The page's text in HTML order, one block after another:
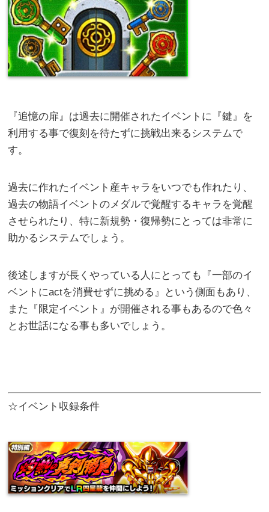
『追憶の扉』は過去に開催されたイベントに『鍵』を
利用する事で復刻を待たずに挑戦出来るシステムで
す。
過去に作れたイベント産キャラをいつでも作れたり、
過去の物語イベントのメダルで覚醒するキャラを覚醒
させられたり、特に新規勢・復帰勢にとっては非常に
助かるシステムでしょう。
後述しますが長くやっている人にとっても『一部のイ
ベントにactを消費せずに挑める』という側面もあり、
また『限定イベント』が開催される事もあるので色々
とお世話になる事も多いでしょう。
☆イベント収録条件